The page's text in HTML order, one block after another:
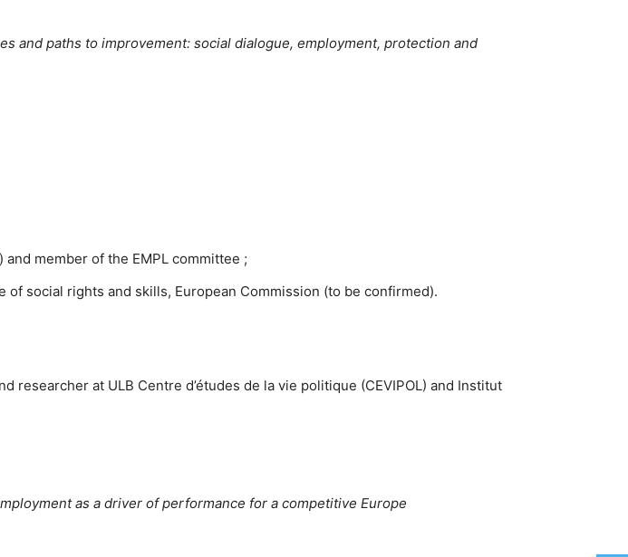
and paths to improvement: social dialogue, employment, protection and
) and member of the EMPL committee ;
social rights and skills, European Commission (to be confirmed).
researcher at ULB Centre d’études de la vie politique (CEVIPOL) and Institut
as a driver of performance for a competitive Europe